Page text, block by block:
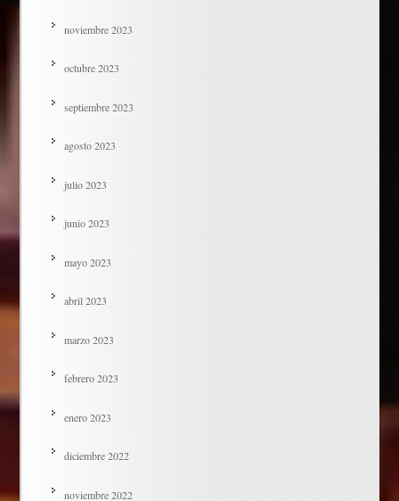
noviembre 2023
octubre 2023
septiembre 2023
agosto 2023
julio 2023
junio 2023
mayo 2023
abril 2023
marzo 2023
febrero 2023
enero 2023
diciembre 2022
noviembre 2022